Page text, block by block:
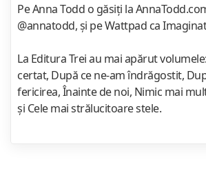
Pe Anna Todd o găsiţi la
@annatodd, și pe Wattpad ca
La Editura Trei au mai apărut
certat, După ce ne-am îndrăgostit,
fericirea, Înainte de noi, Nimic mai
și Cele mai strălucitoare stele.